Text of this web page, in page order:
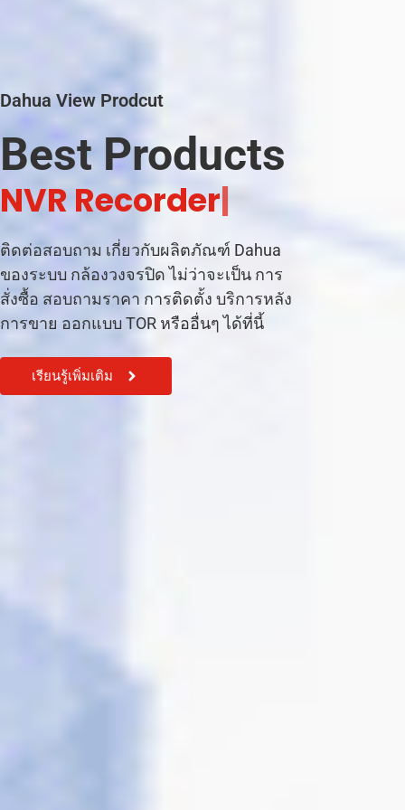
Dahua View Prodcut
Best Products
CC|
ติดต่อสอบถาม เกี่ยวกับผลิตภัณฑ์ Dahua
ของระบบ กล้องวงจรปิด ไม่ว่าจะเป็น การ
สั่งซื้อ สอบถามราคา การติดตั้ง บริการหลัง
การขาย ออกแบบ TOR หรืออื่นๆ ได้ที่นี้
เรียนรู้เพิ่มเติม